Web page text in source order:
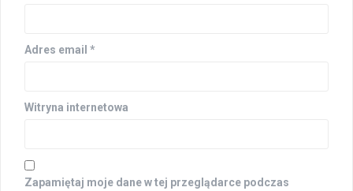
Adres email *
Witryna internetowa
Zapamiętaj moje dane w tej przeglądarce podczas